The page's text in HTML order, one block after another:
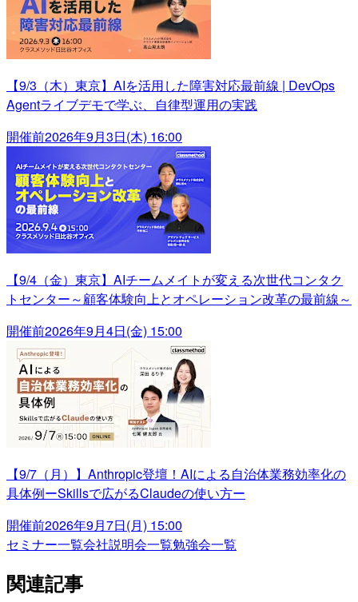
【9/3（木）東京】AIを活用した障害対応最前線 | DevOps
Agentライブデモで学ぶ、自律型運用の実践
開催前2026年9月3日(木) 16:00
【9/4（金）東京】AIチームメイトが変える次世代コンタク
トセンター～顧客体験向上とオペレーション改革の最前線～
開催前2026年9月4日(金) 15:00
【9/7（月）】Anthropic登壇！AIによる自治体業務効率化の
具体例ーSkillsで広がるClaudeの使い方ー
開催前2026年9月7日(月) 15:00
セミナー一覧会社説明会一覧勉強会一覧
関連記事